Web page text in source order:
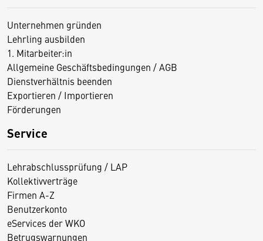
Unternehmen gründen
Lehrling ausbilden
1. Mitarbeiter:in
Allgemeine Geschäftsbedingungen / AGB
Dienstverhältnis beenden
Exportieren / Importieren
Förderungen
Service
Lehrabschlussprüfung / LAP
Kollektivverträge
Firmen A-Z
Benutzerkonto
eServices der WKO
Betrugswarnungen